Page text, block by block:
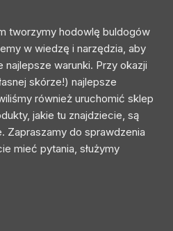
tworzymy hodowlę buldogów
w wiedzę i narzędzia, aby
najlepsze warunki. Przy okazji
skórze!) najlepsze
również uruchomić sklep
jakie tu znajdziecie, są
Zapraszamy do sprawdzenia
mieć pytania, służymy